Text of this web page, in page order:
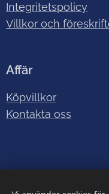
Integritetspolicy
Villkor och
Affär
Köpvillkor
Kontakta oss